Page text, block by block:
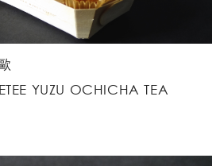
YUZU OCHICHA TEA